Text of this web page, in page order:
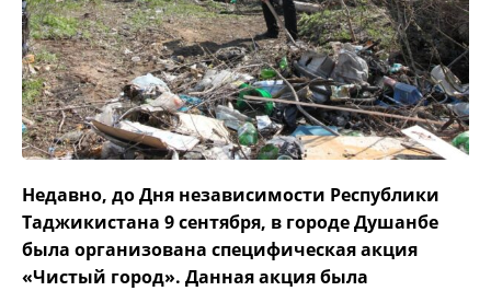
Недавно, до Дня независимости Республики
Таджикистана 9 сентября, в городе Душанбе
была организована специфическая акция
«Чистый город». Данная акция была